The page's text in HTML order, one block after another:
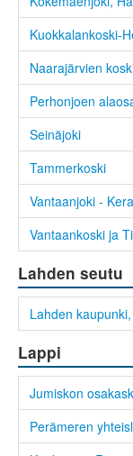
Kuokkalankoski-
Naarajärvien
Perhonjoen
Seinäjoki
Tammerkoski
Vantaanjoki -
Vantaankoski ja
Lahden seutu
Lahden
Lappi
Jumiskon
Perämeren